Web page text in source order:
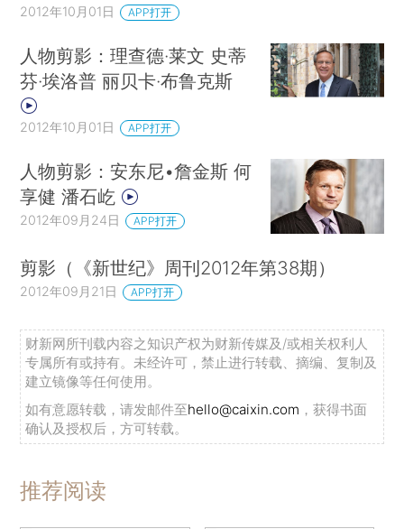
2012年10月01日 APP打开
人物剪影：理查德·莱文 史蒂
芬·埃洛普 丽贝卡·布鲁克斯
2012年10月01日 APP打开
人物剪影：安东尼•詹金斯 何
享健 潘石屹
2012年09月24日 APP打开
剪影（《新世纪》周刊2012年第38期）
2012年09月21日 APP打开
财新网所刊载内容之知识产权为财新传媒及/或相关权利人
专属所有或持有。未经许可，禁止进行转载、摘编、复制及
建立镜像等任何使用。
如有意愿转载，请发邮件至hello@caixin.com ，获得书面
确认及授权后，方可转载。
推荐阅读